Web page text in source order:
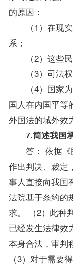
的原因：
（1）在现实
系；
（2）这些民
（3）司法权
（4）国家为
国人在内国平等
外国法的域外效
7.简述我国
答： 依据《
作出判决、裁定
事人直接向我国
法院基于条约的
求。 （2）此种
已经发生法律效
本身合法，审判
（3）对于需要